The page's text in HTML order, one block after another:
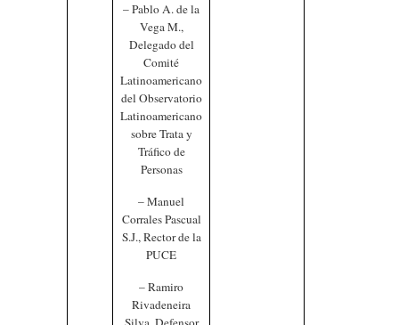
– Pablo A. de la
Vega M.,
Delegado del
Comité
Latinoamericano
del Observatorio
Latinoamericano
sobre Trata y
Tráfico de
Personas
– Manuel
Corrales Pascual
S.J., Rector de la
PUCE
– Ramiro
Rivadeneira